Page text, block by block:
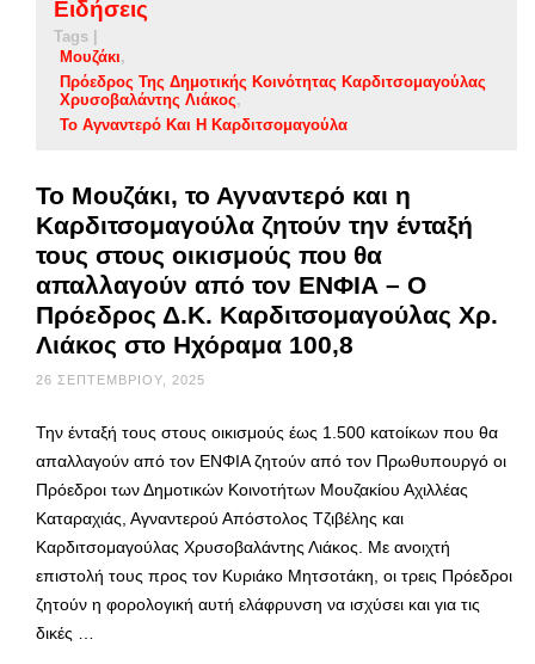
Ειδήσεις
Tags |
Μουζάκι
Πρόεδρος Της Δημοτικής Κοινότητας Καρδιτσομαγούλας
Χρυσοβαλάντης Λιάκος
Το Αγναντερό Και Η Καρδιτσομαγούλα
Το Μουζάκι, το Αγναντερό και η
Καρδιτσομαγούλα ζητούν την ένταξή
τους στους οικισμούς που θα
απαλλαγούν από τον ΕΝΦΙΑ – Ο
Πρόεδρος Δ.Κ. Καρδιτσομαγούλας Χρ.
Λιάκος στο Ηχόραμα 100,8
26 ΣΕΠΤΕΜΒΡΊΟΥ, 2025
Την ένταξή τους στους οικισμούς έως 1.500 κατοίκων που θα
απαλλαγούν από τον ΕΝΦΙΑ ζητούν από τον Πρωθυπουργό οι
Πρόεδροι των Δημοτικών Κοινοτήτων Μουζακίου Αχιλλέας
Καταραχιάς, Αγναντερού Απόστολος Τζιβέλης και
Καρδιτσομαγούλας Χρυσοβαλάντης Λιάκος. Με ανοιχτή
επιστολή τους προς τον Κυριάκο Μητσοτάκη, οι τρεις Πρόεδροι
ζητούν η φορολογική αυτή ελάφρυνση να ισχύσει και για τις
δικές …